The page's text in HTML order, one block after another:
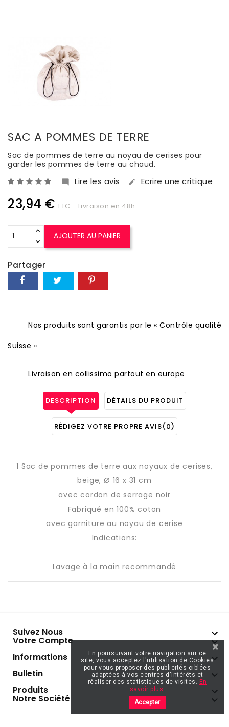
SAC A POMMES DE TERRE
Sac de pommes de terre au noyau de cerises pour
garder les pommes de terre au chaud.
 Lire les avis  Ecrire une critique
23,94 € TTC Livraison en 48h
AJOUTER AU PANIER
Partager
Nos produits sont garantis par le « Contrôle qualité
Suisse »
Livraison en collissimo partout en europe
DESCRIPTION DÉTAILS DU PRODUIT
RÉDIGEZ VOTRE PROPRE AVIS(0)
1 Sac de pommes de terre aux noyaux de cerises,
beige, Ø 16 x 31 cm
avec cordon de serrage noir
Fabriqué en 100% coton
avec garniture au noyau de cerise
Indications:
Lavage à la main recommandé
Suivez Nous 
Votre Compte 
Informations 
Bulletin 
Produits 
Notre Société 
En poursuivant votre navigation sur ce
site, vous acceptez l'utilisation de Cookies
pour vous proposer des publicités ciblées
adaptées à vos centres d'intérêts et
réaliser des statistiques de visites. En
savoir plus.
Accepter